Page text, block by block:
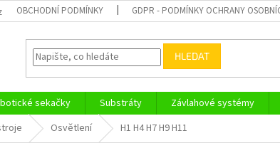
OBCHODNÍ PODMÍNKY GDPR - PODMÍNKY OCHRANY
HLEDAT
sekačky Substráty Závlahové systémy
Osvětlení H1 H4 H7 H9 H11